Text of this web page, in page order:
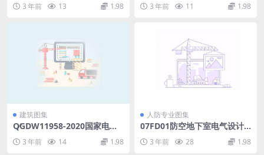
3 年前 13 1.98
B)167d1e6a9a29488c.pdf
3 年前 11 1.98
建筑图集
Q∕GDW11958-2020国家电网
有限公司应急预案编制规范(8.
09MB).pdf
3 年前 14 1.98
人防专业图集
07FD01防空地下室电气设计
3 年前 28 1.98